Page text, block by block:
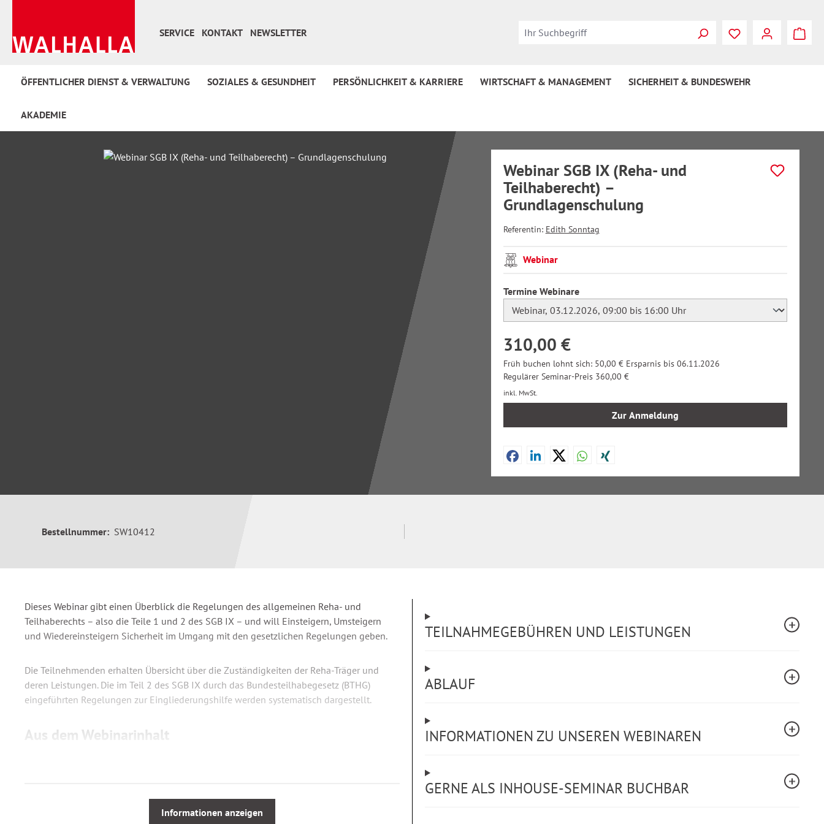
SERVICE
KONTAKT NEWSLETTER
ÖFFENTLICHER DIENST & VERWALTUNG SOZIALES & GESUNDHEIT PERSÖNLICHKEIT & KARRIERE WIRTSCHAFT & MANAGEMENT SICHERHEIT & BUNDESWEHR
AKADEMIE
Bildergalerie überspringen
Webinar SGB IX (Reha- und
Teilhaberecht) –
Grundlagenschulung
Referentin: Edith Sonntag
Webinar
Termine Webinareauswählen
310,00 €
Früh buchen lohnt sich: 50,00 € Ersparnis bis 06.11.2026
Regulärer Seminar-Preis 360,00 €
inkl. MwSt.
Zur Anmeldung
Bestellnummer: SW10412
Dieses Webinar gibt einen Überblick die Regelungen des allgemeinen Reha- und
Teilhaberechts – also die Teile 1 und 2 des SGB IX – und will Einsteigern, Umsteigern
und Wiedereinsteigern Sicherheit im Umgang mit den gesetzlichen Regelungen geben.
Die Teilnehmenden erhalten Übersicht über die Zuständigkeiten der Reha-Träger und
deren Leistungen. Die im Teil 2 des SGB IX durch das Bundesteilhabegesetz (BTHG)
eingeführten Regelungen zur Eingliederungshilfe werden systematisch dargestellt.
Aus dem Webinarinhalt
Reha-Verfahrensvorschriften des SGB IX, Teil 1
Informationen anzeigen
TEILNAHMEGEBÜHREN UND LEISTUNGEN
ABLAUF
INFORMATIONEN ZU UNSEREN WEBINAREN
GERNE ALS INHOUSE-SEMINAR BUCHBAR